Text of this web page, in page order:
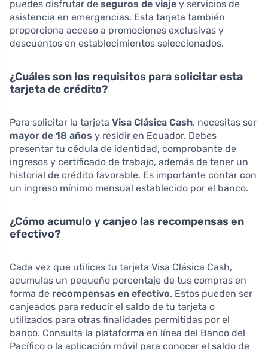
puedes disfrutar de seguros de viaje y servicios de
asistencia en emergencias. Esta tarjeta también
proporciona acceso a promociones exclusivas y
descuentos en establecimientos seleccionados.
¿Cuáles son los requisitos para solicitar esta
tarjeta de crédito?
Para solicitar la tarjeta Visa Clásica Cash, necesitas ser
mayor de 18 años y residir en Ecuador. Debes
presentar tu cédula de identidad, comprobante de
ingresos y certificado de trabajo, además de tener un
historial de crédito favorable. Es importante contar con
un ingreso mínimo mensual establecido por el banco.
¿Cómo acumulo y canjeo las recompensas en
efectivo?
Cada vez que utilices tu tarjeta Visa Clásica Cash,
acumulas un pequeño porcentaje de tus compras en
forma de recompensas en efectivo. Estos pueden ser
canjeados para reducir el saldo de tu tarjeta o
utilizados para otras finalidades permitidas por el
banco. Consulta la plataforma en línea del Banco del
Pacífico o la aplicación móvil para conocer el saldo de